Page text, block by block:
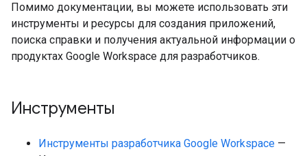
Помимо документации, вы можете использовать эти
инструменты и ресурсы для создания приложений,
поиска справки и получения актуальной информации о
продуктах Google Workspace для разработчиков.
Инструменты
Инструменты разработчика Google Workspace —